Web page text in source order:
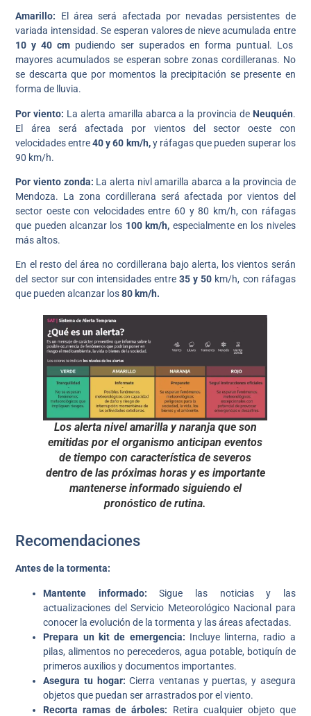
Amarillo: El área será afectada por nevadas persistentes de
variada intensidad. Se esperan valores de nieve acumulada entre
10 y 40 cm pudiendo ser superados en forma puntual. Los
mayores acumulados se esperan sobre zonas cordilleranas. No
se descarta que por momentos la precipitación se presente en
forma de lluvia.
Por viento: La alerta amarilla abarca a la provincia de Neuquén.
El área será afectada por vientos del sector oeste con
velocidades entre40 y 60 km/h,y ráfagas que pueden superar los
90 km/h.
Por viento zonda: La alerta nivl amarilla abarca a la provincia de
Mendoza. La zona cordillerana será afectada por vientos del
sector oeste con velocidades entre 60 y 80 km/h, con ráfagas
que pueden alcanzar los 100 km/h, especialmente en los niveles
más altos.
En el resto del área no cordillerana bajo alerta, los vientos serán
del sector sur con intensidades entre35 y 50 km/h, con ráfagas
que pueden alcanzar los80 km/h.
Los alerta nivel amarilla y naranja que son
emitidas por el organismo anticipan eventos
de tiempo con característica de severos
dentro de las próximas horas y es importante
mantenerse informado siguiendo el
pronóstico de rutina.
Recomendaciones
Antes de la tormenta:
Mantente informado: Sigue las noticias y las
actualizaciones del Servicio Meteorológico Nacional para
conocer la evolución de la tormenta y las áreas afectadas.
Prepara un kit de emergencia: Incluye linterna, radio a
pilas, alimentos no perecederos, agua potable, botiquín de
primeros auxilios y documentos importantes.
Asegura tu hogar: Cierra ventanas y puertas, y asegura
objetos que puedan ser arrastrados por el viento.
Recorta ramas de árboles: Retira cualquier objeto que